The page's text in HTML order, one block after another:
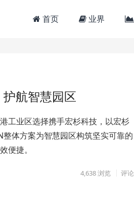
首页 业界
航智慧园区
工业区选择携手宏杉科技，以宏杉
体方案为智慧园区构筑坚实可靠的
便捷。
4,638浏览 评论